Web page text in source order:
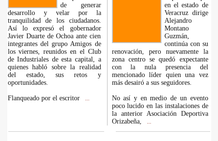
de generar
desarrollo y velar por la
tranquilidad de los ciudadanos.
Así lo expresó el gobernador
Javier Duarte de Ochoa ante cien
integrantes del grupo Amigos de
los viernes, reunidos en el Club
de Industriales de esta capital, a
quienes habló sobre la realidad
del estado, sus retos y
oportunidades.
Flanqueado por el escritor
en el estado de
Veracruz dirige
Alejandro
Montano
Guzmán,
continúa con su
renovación, pero nuevamente la
zona centro se quedó expectante
con la nula presencia del
mencionado líder quien una vez
más desairó a sus seguidores.
No así y en medio de un evento
poco lucido en las instalaciones de
la anterior Asociación Deportiva
Orizabeña,